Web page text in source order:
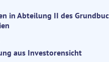
in Abteilung II des
aus Investorensicht